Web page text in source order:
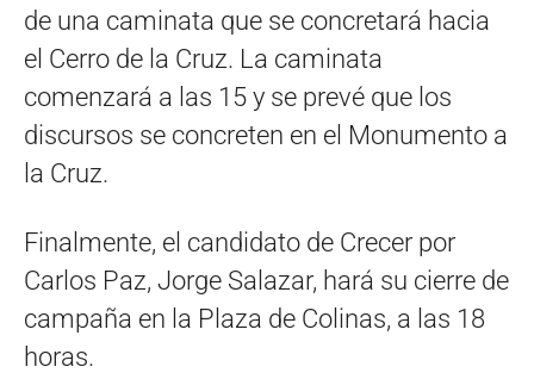
de una caminata que se concretará hacia
el Cerro de la Cruz. La caminata
comenzará a las 15 y se prevé que los
discursos se concreten en el Monumento a
la Cruz.
Finalmente, el candidato de Crecer por
Carlos Paz, Jorge Salazar, hará su cierre de
campaña en la Plaza de Colinas, a las 18
horas.